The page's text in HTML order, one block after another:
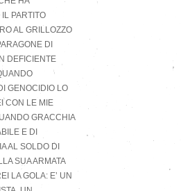
PARTITO
AL GRILLOZZO
DI
DEFICIENTE
GENOCIDIO LO
CON LE MIE
GRACCHIA
E DI
AL SOLDO DI
SUA ARMATA
LA GOLA: E’ UN